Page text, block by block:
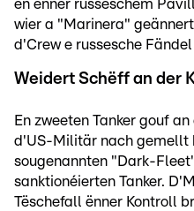
en ënner russeschem
wier a "Marinera"
d'Crew e russesche
Weidert Schëff an der
En zweeten Tanker gouf
d'US-Militär nach gemellt
sougenannten "Dark-
sanktionéierten Tanker.
Tëschefall ënner Kontroll